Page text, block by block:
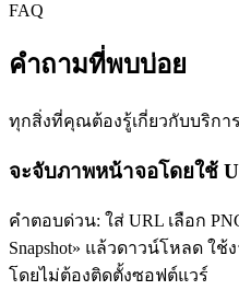
FAQ
คำถามที่พบบ่อย
ทุกสิ่งที่คุณต้องรู้เกี่ยวกับบริกา
จะจับภาพหน้าจอโดยใช้
คำตอบด่วน: ใส่ URL เลือก
Snapshot» แล้วดาวน์โหลด ใ
โดยไม่ต้องติดตั้งซอฟต์แวร์